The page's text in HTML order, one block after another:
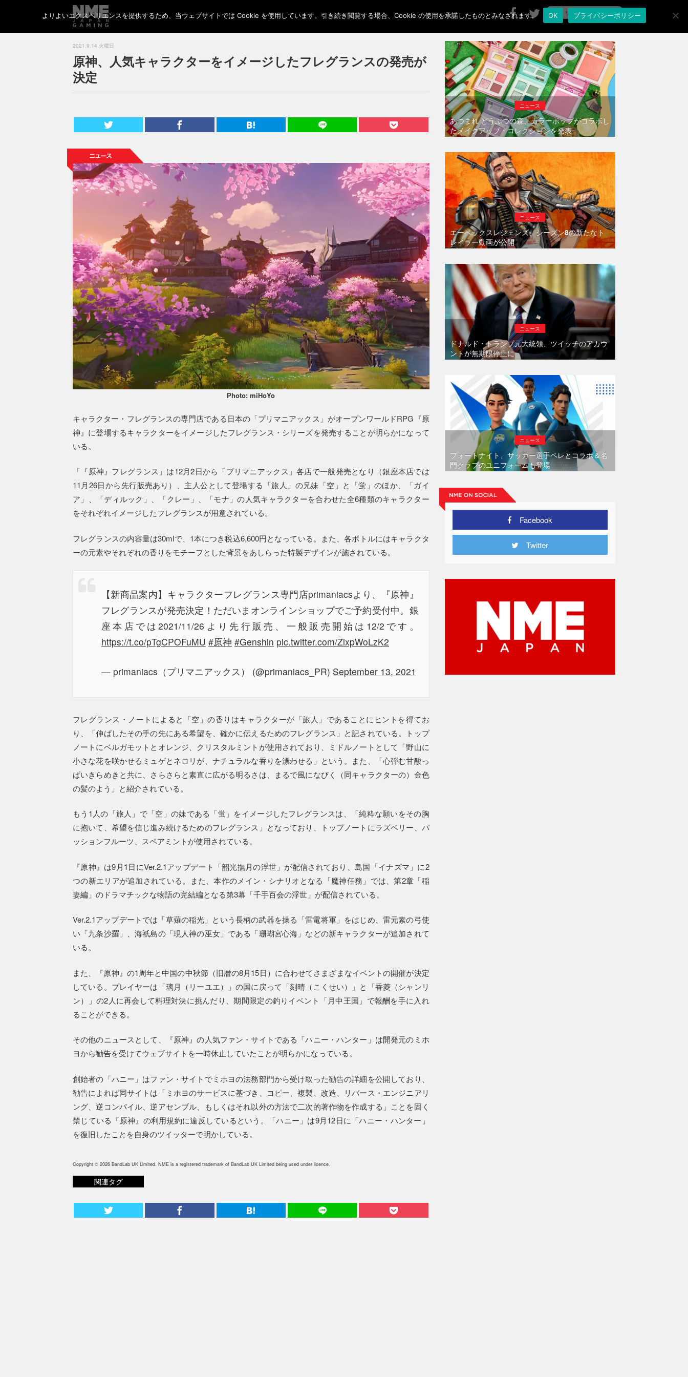
2021.9.14 火曜日
原神、人気キャラクターをイメージしたフレグランスの発売が
決定
Photo: miHoYo
キャラクター・フレグランスの専門店である日本の「プリマニアックス」がオープンワールドRPG『原
神』に登場するキャラクターをイメージしたフレグランス・シリーズを発売することが明らかになって
いる。
「『原神』フレグランス」は12月2日から「プリマニアックス」各店で一般発売となり（銀座本店では
11月26日から先行販売あり）、主人公として登場する「旅人」の兄妹「空」と「蛍」のほか、「ガイ
ア」、「ディルック」、「クレー」、「モナ」の人気キャラクターを合わせた全6種類のキャラクター
をそれぞれイメージしたフレグランスが用意されている。
フレグランスの内容量は30mlで、1本につき税込6,600円となっている。また、各ボトルにはキャラクタ
ーの元素やそれぞれの香りをモチーフとした背景をあしらった特製デザインが施されている。
【新商品案内】キャラクターフレグランス専門店primaniacsより、『原神』
フレグランスが発売決定！ただいまオンラインショップでご予約受付中。銀
座本店では2021/11/26より先行販売、一般販売開始は12/2です。
https://t.co/pTgCPOFuMU #原神 #Genshin pic.twitter.com/ZixpWoLzK2
— primaniacs（プリマニアックス） (@primaniacs_PR) September 13, 2021
フレグランス・ノートによると「空」の香りはキャラクターが「旅人」であることにヒントを得てお
り、「伸ばしたその手の先にある希望を、確かに伝えるためのフレグランス」と記されている。トップ
ノートにベルガモットとオレンジ、クリスタルミントが使用されており、ミドルノートとして「野山に
小さな花を咲かせるミュゲとネロリが、ナチュラルな香りを漂わせる」という。また、「心弾む甘酸っ
ぱいきらめきと共に、さらさらと素直に広がる明るさは、まるで風になびく（同キャラクターの）金色
の髪のよう」と紹介されている。
もう1人の「旅人」で「空」の妹である「蛍」をイメージしたフレグランスは、「純粋な願いをその胸
に抱いて、希望を信じ進み続けるためのフレグランス」となっており、トップノートにラズベリー、パ
ッションフルーツ、スペアミントが使用されている。
『原神』は9月1日にVer.2.1アップデート「韶光撫月の浮世」が配信されており、島国「イナズマ」に2
つの新エリアが追加されている。また、本作のメイン・シナリオとなる「魔神任務」では、第2章「稲
妻編」のドラマチックな物語の完結編となる第3幕「千手百会の浮世」が配信されている。
Ver.2.1アップデートでは「草薙の稲光」という長柄の武器を操る「雷電将軍」をはじめ、雷元素の弓使
い「九条沙羅」、海祇島の「現人神の巫女」である「珊瑚宮心海」などの新キャラクターが追加されて
いる。
また、『原神』の1周年と中国の中秋節（旧暦の8月15日）に合わせてさまざまなイベントの開催が決定
している。プレイヤーは「璃月（リーユエ）」の国に戻って「刻晴（こくせい）」と「香菱（シャンリ
ン）」の2人に再会して料理対決に挑んだり、期間限定の釣りイベント「月中王国」で報酬を手に入れ
ることができる。
その他のニュースとして、『原神』の人気ファン・サイトである「ハニー・ハンター」は開発元のミホ
ヨから勧告を受けてウェブサイトを一時休止していたことが明らかになっている。
創始者の「ハニー」はファン・サイトでミホヨの法務部門から受け取った勧告の詳細を公開しており、
勧告によれば同サイトは「ミホヨのサービスに基づき、コピー、複製、改造、リバース・エンジニアリ
ング、逆コンパイル、逆アセンブル、もしくはそれ以外の方法で二次的著作物を作成する」ことを固く
禁じている『原神』の利用規約に違反しているという。「ハニー」は9月12日に「ハニー・ハンター」
を復旧したことを自身のツイッターで明かしている。
Copyright © 2026 BandLab UK Limited. NME is a registered trademark of BandLab UK Limited being used under licence.
関連タグ
ニュース
あつまれ どうぶつの森、カラーポップがコラボし
たメイクアップ・コレクションを発表
ニュース
エーペックスレジェンズ、シーズン8の新たなト
レイラー動画が公開
ニュース
ドナルド・トランプ元大統領、ツイッチのアカウ
ントが無期限停止に
ニュース
フォートナイト、サッカー選手ペレとコラボ＆名
門クラブのユニフォームも登場
Facebook
Twitter
よりよいエクスペリエンスを提供するため、当ウェブサイトでは Cookie を使用しています。引き続き閲覧する場合、Cookie の使用を承諾したものとみなされます。 OK プライバシーポリシー